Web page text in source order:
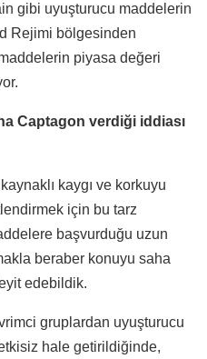
gibi uyuşturucu maddelerin
Rejimi bölgesinden
piyasa değeri
Captagon verdiği iddiası
kaygı ve korkuyu
için bu tarz
başvurduğu uzun
beraber konuyu saha
edebildik.
gruplardan uyuşturucu
hale getirildiğinde,